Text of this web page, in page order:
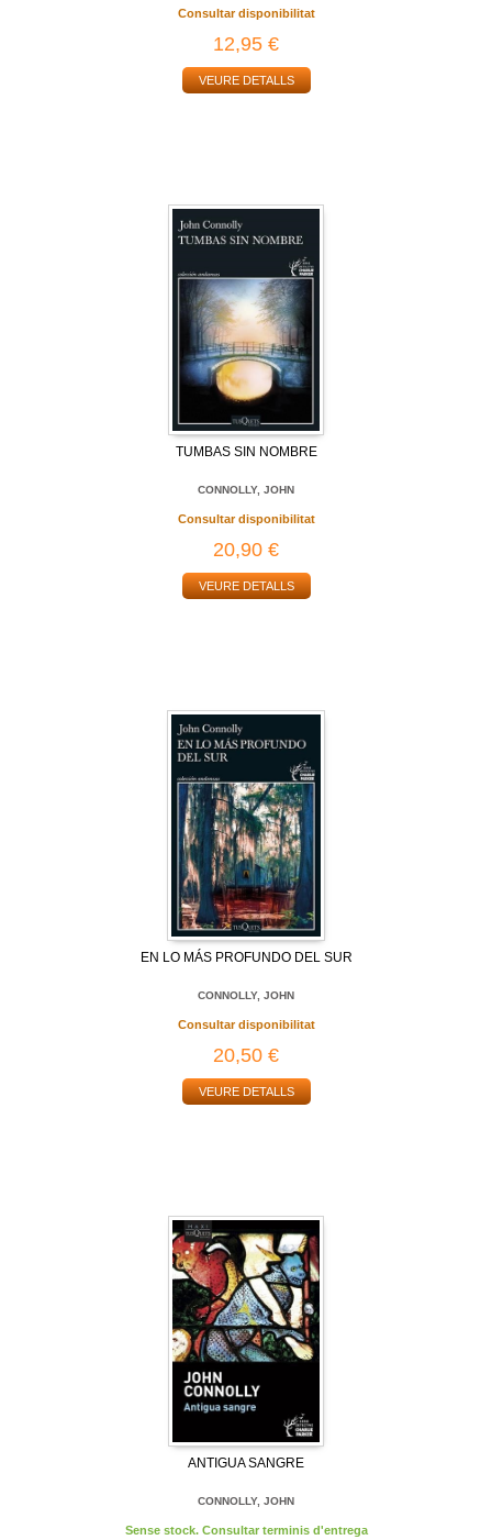
Consultar disponibilitat
12,95 €
VEURE DETALLS
TUMBAS SIN NOMBRE
CONNOLLY, JOHN
Consultar disponibilitat
20,90 €
VEURE DETALLS
EN LO MÁS PROFUNDO DEL SUR
CONNOLLY, JOHN
Consultar disponibilitat
20,50 €
VEURE DETALLS
ANTIGUA SANGRE
CONNOLLY, JOHN
Sense stock. Consultar terminis d'entrega